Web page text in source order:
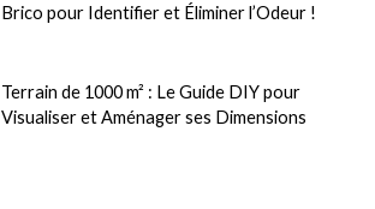
Brico pour Identifier et Éliminer l’Odeur !
Terrain de 1000 m² : Le Guide DIY pour
Visualiser et Aménager ses Dimensions